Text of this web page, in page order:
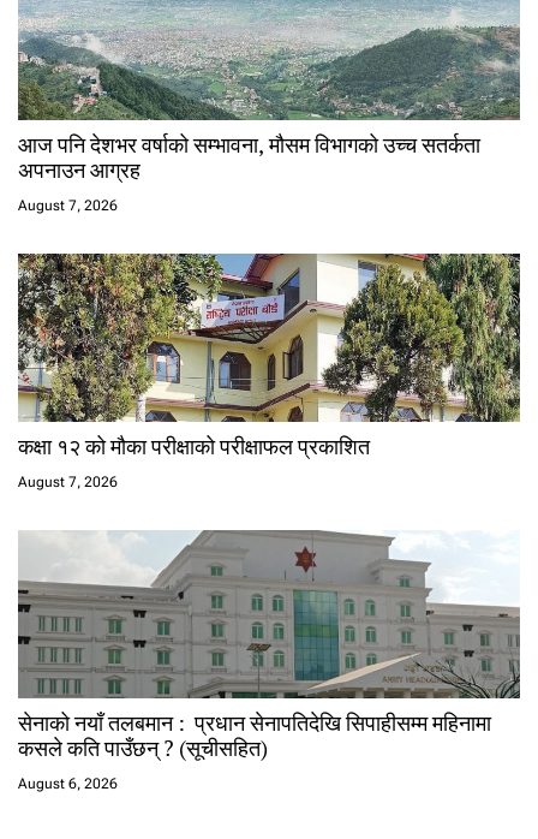
आज पनि देशभर वर्षाको सम्भावना, मौसम विभागको उच्च सतर्कता
अपनाउन आग्रह
August 7, 2026
कक्षा १२ को मौका परीक्षाको परीक्षाफल प्रकाशित
August 7, 2026
सेनाको नयाँ तलबमान : प्रधान सेनापतिदेखि सिपाहीसम्म महिनामा
कसले कति पाउँछन् ? (सूचीसहित)
August 6, 2026